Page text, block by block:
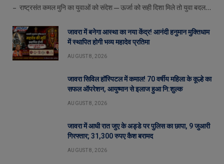
– राष्ट्रसंत कमल मुनि का युवाओं को संदेश—ऊर्जा को सही दिशा मिले तो युवा बदल…
जावरा में बनेगा आस्था का नया केंद्र! आनंदी हनुमान मुक्तिधाम
में स्थापित होगी भव्य महादेव प्रतिमा
AUGUST 8, 2026
जावरा सिविल हॉस्पिटल में कमाल! 70 वर्षीय महिला के कूल्हे का
सफल ऑपरेशन, आयुष्मान से इलाज हुआ नि:शुल्क
AUGUST 8, 2026
जावरा में आधी रात जुए के अड्डे पर पुलिस का छापा, 9 जुआरी
गिरफ्तार; 31,300 रुपए कैश बरामद
AUGUST 8, 2026